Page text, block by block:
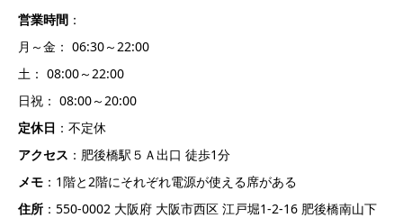
営業時間 ：
月～金： 06:30～22:00
土： 08:00～22:00
日祝： 08:00～20:00
定休日 ：不定休
アクセス ：肥後橋駅５Ａ出口 徒歩1分
メモ ：1階と2階にそれぞれ電源が使える席がある
住所 ：550-0002 大阪府 大阪市西区 江戸堀1-2-16 肥後橋南山下